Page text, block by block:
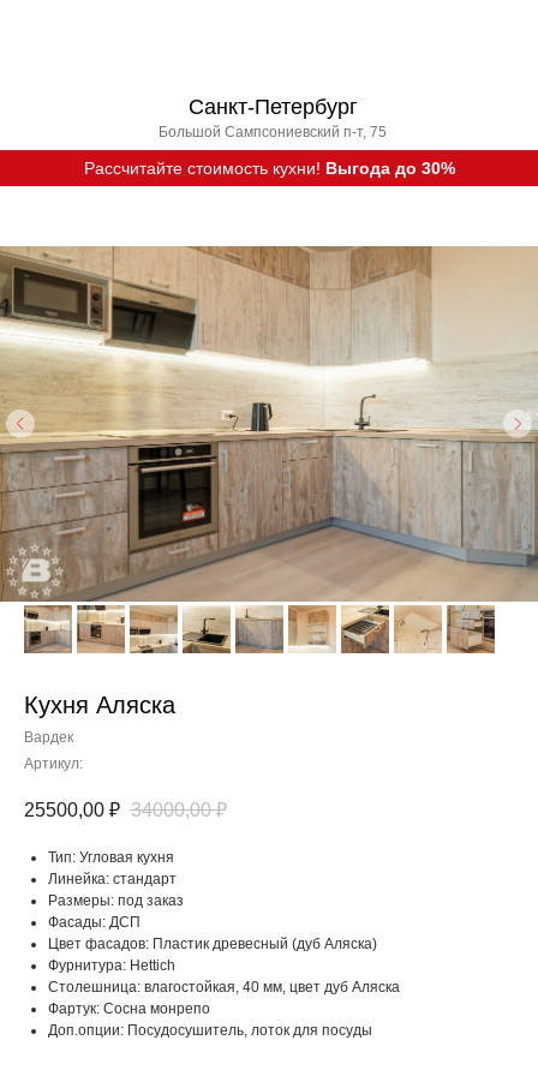
Санкт-Петербург
Большой Сампсониевский п-т, 75
Вызвать дизайнера
Рассчитайте стоимость кухни! Выгода до 30%
Кухня Аляска
Вардек
Артикул:
25500,00 ₽ 34000,00 ₽
Тип: Угловая кухня
Линейка: стандарт
Размеры: под заказ
Фасады: ДСП
Цвет фасадов: Пластик древесный (дуб Аляска)
Фурнитура: Hettich
Столешница: влагостойкая, 40 мм, цвет дуб Аляска
Фартук: Сосна монрепо
Доп.опции: Посудосушитель, лоток для посуды